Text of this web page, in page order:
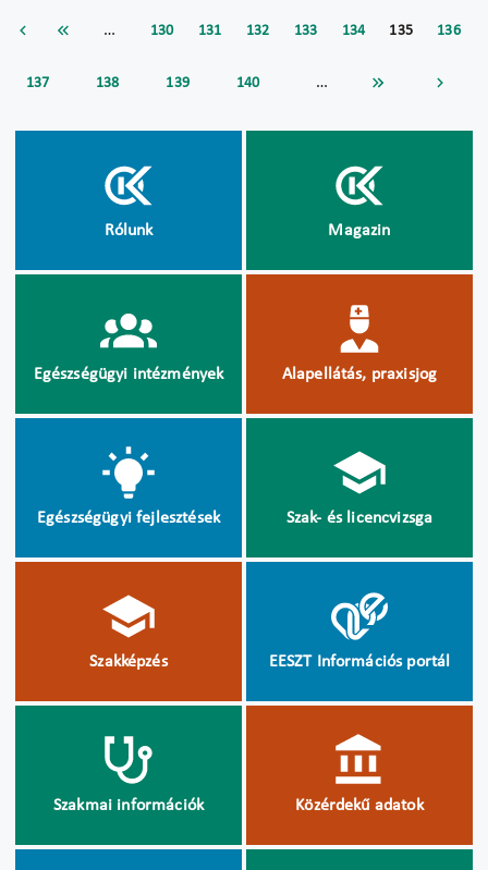
… 130 131 132 133 134 135 136
137 138 139 140 …
Rólunk Magazin
Egészségügyi intézmények Alapellátás, praxisjog
Egészségügyi fejlesztések Szak- és licencvizsga
Szakképzés EESZT Információs portál
Szakmai információk Közérdekű adatok